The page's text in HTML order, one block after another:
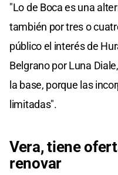
"Lo de Boca es una
también por tres o
público el interés de
Belgrano por Luna
la base, porque las
limitadas".
Vera, tiene
renovar